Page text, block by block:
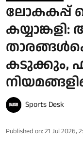
ലോകകപ്പ്
കടുക്കും,
Sports Desk
Published on: 21 Jul 2026,